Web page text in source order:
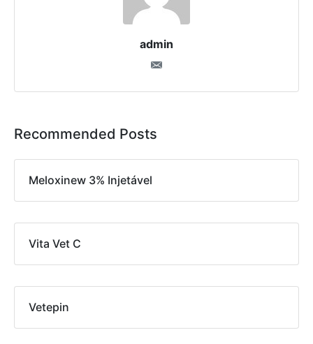
admin
Recommended Posts
Meloxinew 3% Injetável
Vita Vet C
Vetepin